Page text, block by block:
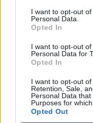
I want to opt-out
Personal Data.
Opted In
I want to opt-out
Personal Data for
Opted In
I want to opt-out of
Retention, Sale,
Personal Data
Purposes for
Opted Out
Por qué es
Este caso muestra
De qué no tienes
la tauromaquia
sería imparable.
Cosas a tener en
gobiernos que los
que se inviertan en